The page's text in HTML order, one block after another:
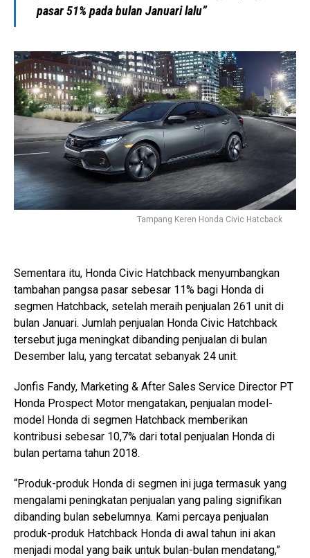
pasar 51% pada bulan Januari lalu”
Tampang Keren Honda Civic Hatcback
Sementara itu, Honda Civic Hatchback menyumbangkan
tambahan pangsa pasar sebesar 11% bagi Honda di
segmen Hatchback, setelah meraih penjualan 261 unit di
bulan Januari. Jumlah penjualan Honda Civic Hatchback
tersebut juga meningkat dibanding penjualan di bulan
Desember lalu, yang tercatat sebanyak 24 unit.
Jonfis Fandy, Marketing & After Sales Service Director PT
Honda Prospect Motor mengatakan, penjualan model-
model Honda di segmen Hatchback memberikan
kontribusi sebesar 10,7% dari total penjualan Honda di
bulan pertama tahun 2018.
“Produk-produk Honda di segmen ini juga termasuk yang
mengalami peningkatan penjualan yang paling signifikan
dibanding bulan sebelumnya. Kami percaya penjualan
produk-produk Hatchback Honda di awal tahun ini akan
menjadi modal yang baik untuk bulan-bulan mendatang,”